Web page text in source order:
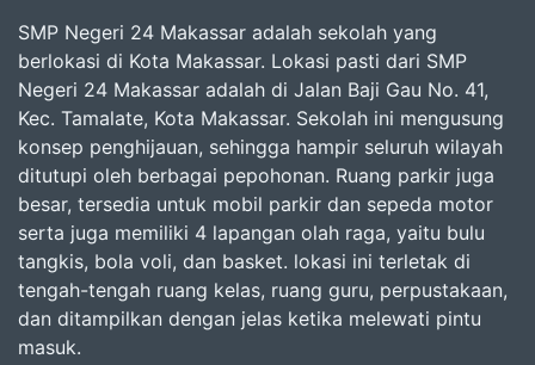
SMP Negeri 24 Makassar adalah sekolah yang
berlokasi di Kota Makassar. Lokasi pasti dari SMP
Negeri 24 Makassar adalah di Jalan Baji Gau No. 41,
Kec. Tamalate, Kota Makassar. Sekolah ini mengusung
konsep penghijauan, sehingga hampir seluruh wilayah
ditutupi oleh berbagai pepohonan. Ruang parkir juga
besar, tersedia untuk mobil parkir dan sepeda motor
serta juga memiliki 4 lapangan olah raga, yaitu bulu
tangkis, bola voli, dan basket. lokasi ini terletak di
tengah-tengah ruang kelas, ruang guru, perpustakaan,
dan ditampilkan dengan jelas ketika melewati pintu
masuk.